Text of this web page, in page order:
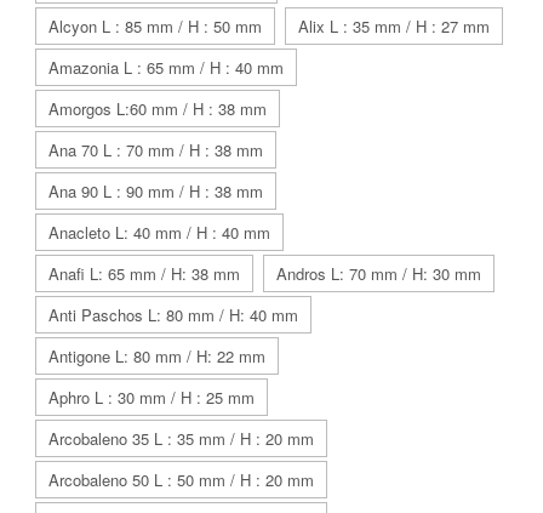
Alcyon L : 85 mm / H : 50 mm
Alix L : 35 mm / H : 27 mm
Amazonia L : 65 mm / H : 40 mm
Amorgos L:60 mm / H : 38 mm
Ana 70 L : 70 mm / H : 38 mm
Ana 90 L : 90 mm / H : 38 mm
Anacleto L: 40 mm / H : 40 mm
Anafi L: 65 mm / H: 38 mm
Andros L: 70 mm / H: 30 mm
Anti Paschos L: 80 mm / H: 40 mm
Antigone L: 80 mm / H: 22 mm
Aphro L : 30 mm / H : 25 mm
Arcobaleno 35 L : 35 mm / H : 20 mm
Arcobaleno 50 L : 50 mm / H : 20 mm